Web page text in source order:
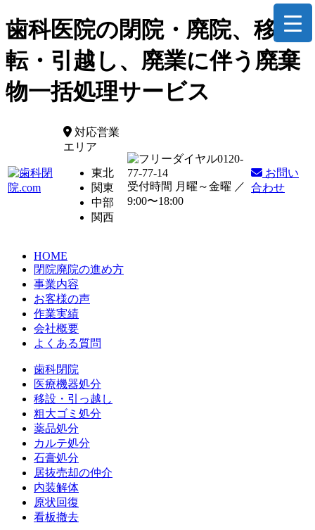
歯科医院の閉院・廃院、移
転・引越し、廃業に伴う廃棄
物一括処理サービス
対応営業
エリア
東北
関東
中部
関西
0120-
77-77-14
受付時間 月曜～金曜 ／
9:00〜18:00
お問い
合わせ
HOME
閉院廃院の進め方
事業内容
お客様の声
作業実績
会社概要
よくある質問
歯科閉院
医療機器処分
移設・引っ越し
粗大ゴミ処分
薬品処分
カルテ処分
石膏処分
居抜売却の仲介
内装解体
原状回復
看板撤去